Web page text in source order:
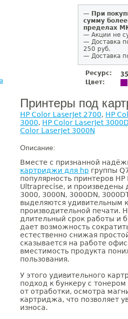
— При
сумму
пределах
— Акции не
— Доставка
250 руб.
— Доставка
Ресурс:
Цвет:
Принтеры под
HP Color LaserJet 2700, HP
3000, HP Color LaserJet
Color LaserJet 3000N
Описание:
Вместе с признанной
картриджи для hp группы
популярность принтеров
Ultraprecise, и произведены
3000, 3000N, 3000DN,
выделяются удивительным
производительной печати.
длительный срок работы и
дает возможность
естественно снижая
сказывается на работе
вместимость продукта
пользования.
У этого удивительного
подход к бункеру с
от отработки, осмотра
картриджа, что позволяет
износа.